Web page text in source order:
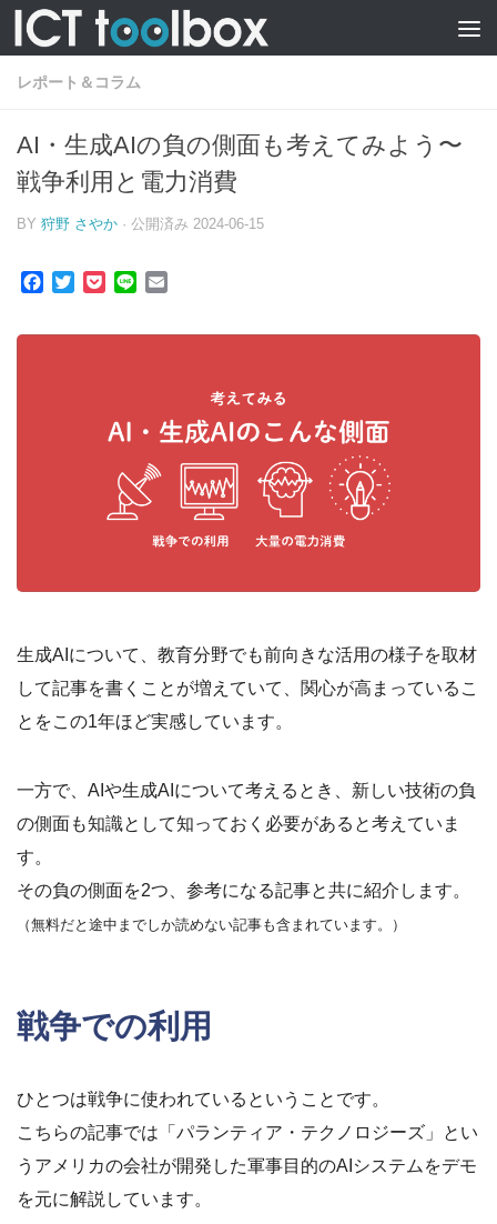
レポート＆コラム
AI・生成AIの負の側面も考えてみよう〜
戦争利用と電力消費
BY 狩野 さやか · 公開済み 2024-06-15
Facebook
TwitterPocket
Line
生成AIについて、教育分野でも前向きな活用の様子を取材
して記事を書くことが増えていて、関心が高まっているこ
とをこの1年ほど実感しています。
一方で、AIや生成AIについて考えるとき、新しい技術の負
の側面も知識として知っておく必要があると考えていま
す。
その負の側面を2つ、参考になる記事と共に紹介します。
（無料だと途中までしか読めない記事も含まれています。）
戦争での利用
ひとつは戦争に使われているということです。
こちらの記事では「パランティア・テクノロジーズ」とい
うアメリカの会社が開発した軍事目的のAIシステムをデモ
を元に解説しています。